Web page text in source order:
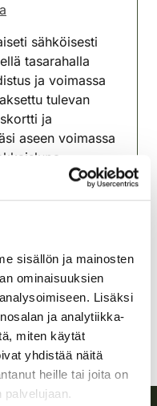
sisällön ja mainosten
ominaisuuksien
Lisäksi
ja analytiikka-
miten käytät
yhdistää näitä
heille tai joita on
palvelujaan.
sähköisesti
tasarahalla
ja voimassa
tulevan
ja
aseen voimassa